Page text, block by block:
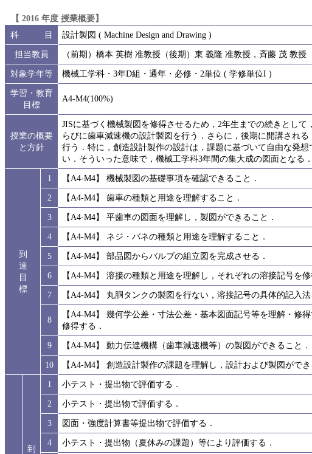
【 2016 年度 授業概要】
科 目
設計製図 ( Machine Design and Drawing )
担当教員
（前期）橋本 英樹 准教授（後期）東 義隆 准教授，斉藤 茂 教授
対象学年等
機械工学科・3年D組・通年・必修・2単位 ( 学修単位I )
学習・教育
目標
A4-M4(100%)
授業の概要
と方針
JISに基づく機械製図を修得させるため，2年生までの続きとし
らびに歯車減速機の設計製図を行う．さらに，後期に開講され
行う．特に，創造設計製作の設計は，課題に基づいて自由な発
い．そういった意味で，機械工学科3年間の集大成の図面となる．
到
達
目
標
1
【A4-M4】 機械製図の基礎事項を確認できること．
2
【A4-M4】 歯車の種類と用途を理解すること．
3
【A4-M4】 平歯車の図面を理解し，製図ができること．
4
【A4-M4】 ネジ・バネの種類と用途を理解すること．
5
【A4-M4】 部品図からバルブの組立図を完成させる．
6
【A4-M4】 溶接の種類と用途を理解し，それぞれの溶接記号を修
7
【A4-M4】 丸胴タンクの製図を行ない，溶接記号の具体的記入法
8
【A4-M4】 幾何学公差・寸法公差・基本図面記号等を理解・修
修得する．
9
【A4-M4】 動力伝達機構（歯車減速機等）の製図ができること．
10
【A4-M4】 創造設計製作の課題を理解し，設計および製図ができ
到
1
小テスト・提出物で評価する．
2
小テスト・提出物で評価する．
3
図面・強度計算書等提出物で評価する．
4
小テスト・提出物（夏休みの課題）等により評価する．